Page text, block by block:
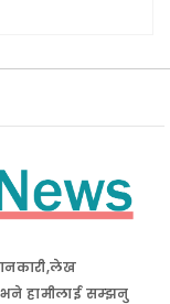
भने हामीलाई सम्झनु